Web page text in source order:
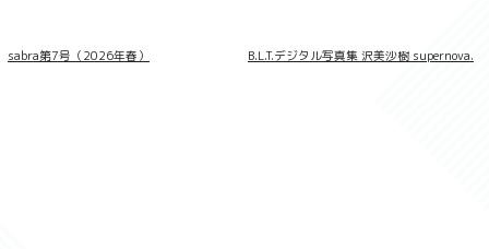
sabra第7号（2026年春） B.L.T.デジタル写真集 沢美沙樹 supernova.